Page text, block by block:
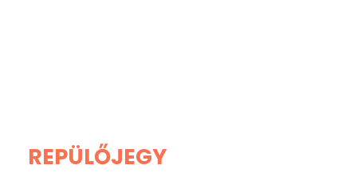
REPÜLŐJEGY